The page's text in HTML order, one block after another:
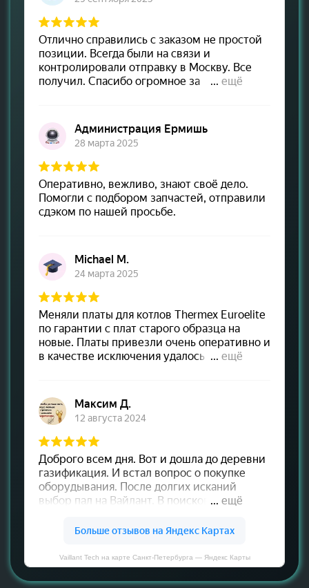
Vaillant Tech на карте Санкт‑Петербурга — Яндекс Карты